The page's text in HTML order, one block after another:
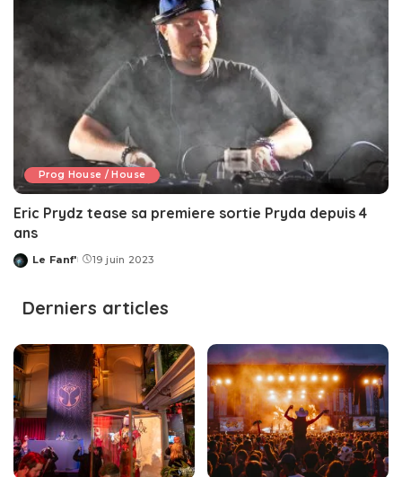
Prog House / House
Eric Prydz tease sa premiere sortie Pryda depuis 4
ans
Posted
Le Fanf' 19 juin 2023
Derniers articles